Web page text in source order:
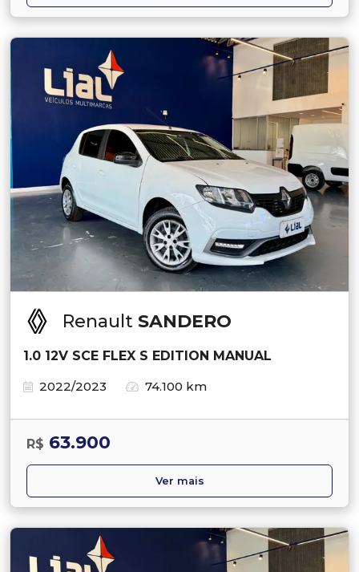
Renault SANDERO
1.0 12V SCE FLEX S EDITION MANUAL
2022/2023
74.100 km
R$ 63.900
Ver mais